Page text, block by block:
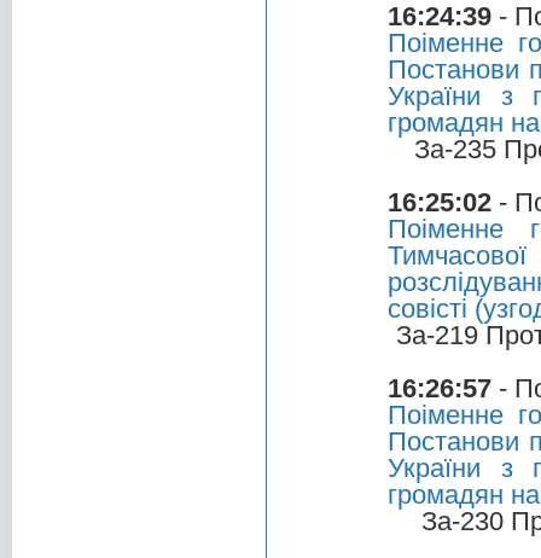
16:24:39 -
Поіменне
Постанови
України з
громадян
За-235
16:25:02 -
Поіменне
Тимчасової
совісті
За-219
16:26:57 -
Поіменне
Постанови
України з
громадян
За-230